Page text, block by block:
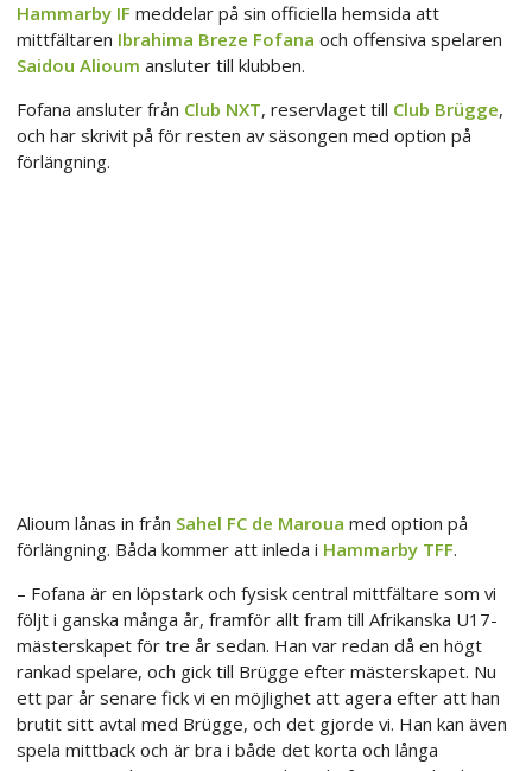
Hammarby IF meddelar på sin officiella hemsida att
mittfältaren Ibrahima Breze Fofana och offensiva spelaren
Saidou Alioum ansluter till klubben.
Fofana ansluter från Club NXT, reservlaget till Club Brügge,
och har skrivit på för resten av säsongen med option på
förlängning.
Alioum lånas in från Sahel FC de Maroua med option på
förlängning. Båda kommer att inleda i Hammarby TFF.
– Fofana är en löpstark och fysisk central mittfältare som vi
följt i ganska många år, framför allt fram till Afrikanska U17-
mästerskapet för tre år sedan. Han var redan då en högt
rankad spelare, och gick till Brügge efter mästerskapet. Nu
ett par år senare fick vi en möjlighet att agera efter att han
brutit sitt avtal med Brügge, och det gjorde vi. Han kan även
spela mittback och är bra i både det korta och långa